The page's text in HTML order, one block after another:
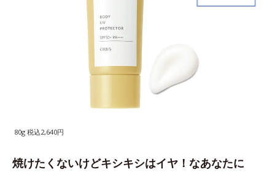
80g 税込2,640円
焼けたくないけどキシキシはイヤ！なあなたに